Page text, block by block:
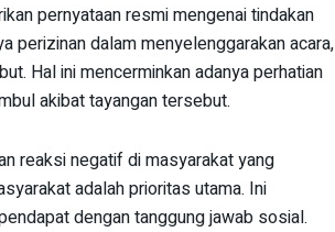
pernyataan resmi mengenai tindakan
perizinan dalam menyelenggarakan acara,
Hal ini mencerminkan adanya perhatian
akibat tayangan tersebut.
reaksi negatif di masyarakat yang
adalah prioritas utama. Ini
dengan tanggung jawab sosial.